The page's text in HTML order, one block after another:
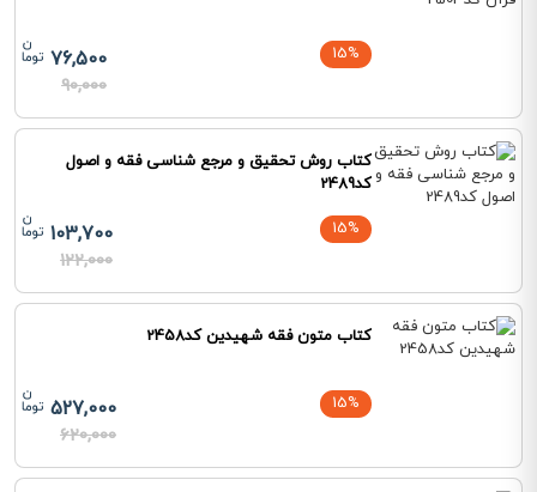
15%
76,500
90,000
کتاب روش تحقیق و مرجع شناسی فقه و اصول
کد2489
15%
103,700
122,000
کتاب متون فقه شهیدین کد2458
15%
527,000
620,000